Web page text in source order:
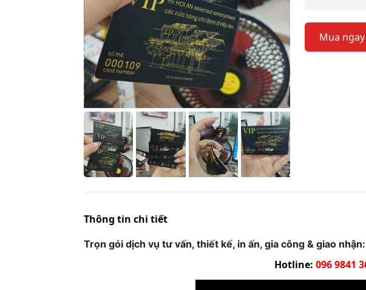
Mua ngay
Thông tin chi tiết
Trọn gói dịch vụ tư vấn, thiết kế, in ấn, gia công & giao
Hotline: 096 9841